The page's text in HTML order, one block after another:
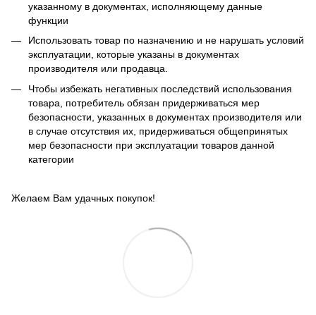
указанному в документах, исполняющему данные
функции
Использовать товар по назначению и не нарушать условий
эксплуатации, которые указаны в документах
производителя или продавца.
Чтобы избежать негативных последствий использования
товара, потребитель обязан придерживаться мер
безопасности, указанных в документах производителя или
в случае отсутствия их, придерживаться общепринятых
мер безопасности при эксплуатации товаров данной
категории
Желаем Вам удачных покупок!